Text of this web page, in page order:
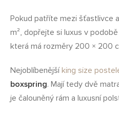
Pokud patříte mezi šťastlivce
m², dopřejte si luxus v
která má rozměry 200 × 200
Nejoblíbenějšíking size
boxspring. Mají tedy dvě
je čalouněný rám a luxusní